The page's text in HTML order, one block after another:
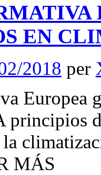
EN
2018 per
Europea
principios
MÁS